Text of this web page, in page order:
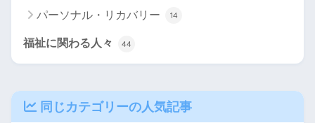
パーソナル・リカバリー 14
福祉に関わる人々 44
同じカテゴリーの人気記事